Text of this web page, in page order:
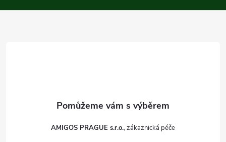
a
AMIGOS PRAGUE s.r.o.